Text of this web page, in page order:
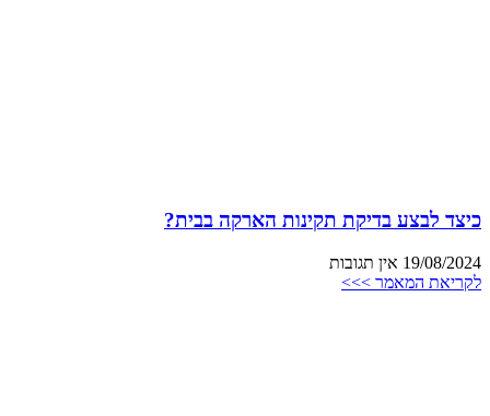
כיצד לבצע בדיקת תקינות הארקה בבית?
19/08/2024 אין תגובות
לקריאת המאמר >>>